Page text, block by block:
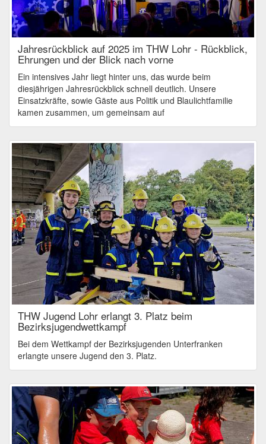
Jahresrückblick auf 2025 im THW Lohr - Rückblick,
Ehrungen und der Blick nach vorne
Ein intensives Jahr liegt hinter uns, das wurde beim
diesjährigen Jahresrückblick schnell deutlich. Unsere
Einsatzkräfte, sowie Gäste aus Politik und Blaulichtfamilie
kamen zusammen, um gemeinsam auf
THW Jugend Lohr erlangt 3. Platz beim
Bezirksjugendwettkampf
Bei dem Wettkampf der Bezirksjugenden Unterfranken
erlangte unsere Jugend den 3. Platz.